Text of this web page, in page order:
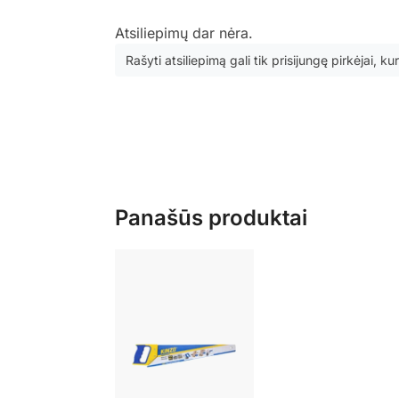
Atsiliepimų dar nėra.
Rašyti atsiliepimą gali tik prisijungę pirkėjai,
Panašūs produktai